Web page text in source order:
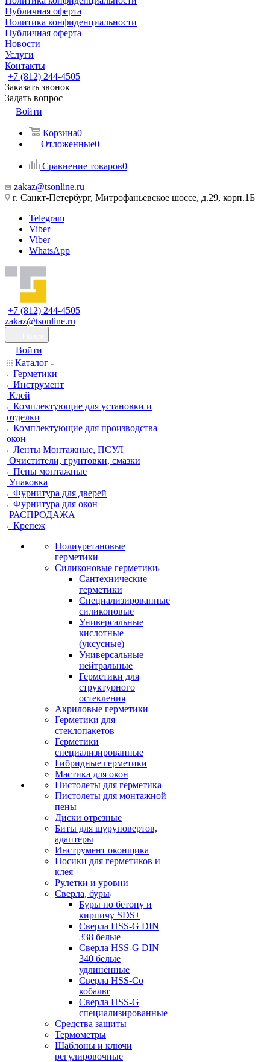
Публичная оферта
Политика конфиденциальности
Публичная оферта
Новости
Услуги
Контакты
+7 (812) 244-4505
Заказать звонок
Задать вопрос
Войти
Корзина0
Отложенные0
Сравнение товаров0
zakaz@tsonline.ru
г. Санкт-Петербург, Митрофаньевское шоссе, д.29, корп.1Б
Telegram
Viber
Viber
WhatsApp
+7 (812) 244-4505
zakaz@tsonline.ru
Войти
Каталог
Герметики
Инструмент
Клей
Комплектующие для установки и
отделки
Комплектующие для производства
окон
Ленты Монтажные, ПСУЛ
Очистители, грунтовки, смазки
Пены монтажные
Упаковка
Фурнитура для дверей
Фурнитура для окон
РАСПРОДАЖА
Крепеж
Полиуретановые
герметики
Силиконовые герметики
Сантехнические
герметики
Специализированные
силиконовые
Универсальные
кислотные
(уксусные)
Универсальные
нейтральные
Герметики для
структурного
остекления
Акриловые герметики
Герметики для
стеклопакетов
Герметики
специализированные
Гибридные герметики
Мастика для окон
Пистолеты для герметика
Пистолеты для монтажной
пены
Диски отрезные
Биты для шуруповертов,
адаптеры
Инструмент оконщика
Носики для герметиков и
клея
Рулетки и уровни
Сверла, буры
Буры по бетону и
кирпичу SDS+
Сверла HSS-G DIN
338 белые
Сверла HSS-G DIN
340 белые
удлинённые
Сверла HSS-Co
кобальт
Сверла HSS-G
специализированные
Средства защиты
Термометры
Шаблоны и ключи
регулировочные